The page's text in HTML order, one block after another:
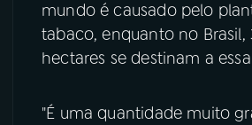
mundo é causado pelo
tabaco, enquanto no Brasil,
hectares se destinam a
"É uma quantidade muito